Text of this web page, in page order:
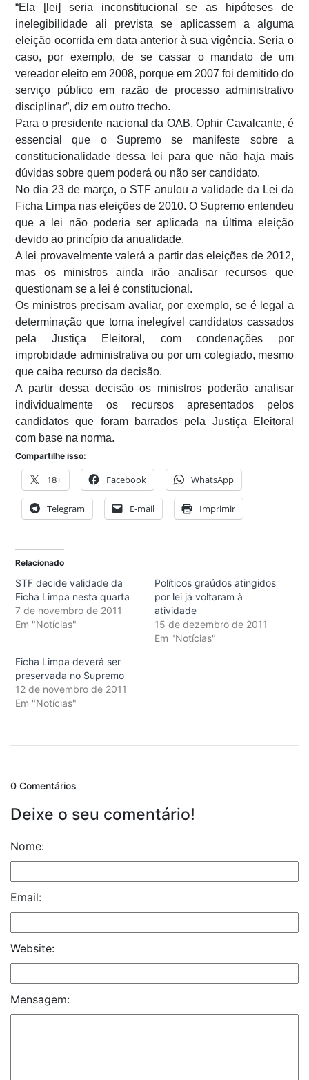
“Ela [lei] seria inconstitucional se as hipóteses de
inelegibilidade ali prevista se aplicassem a alguma
eleição ocorrida em data anterior à sua vigência. Seria o
caso, por exemplo, de se cassar o mandato de um
vereador eleito em 2008, porque em 2007 foi demitido do
serviço público em razão de processo administrativo
disciplinar”, diz em outro trecho.
Para o presidente nacional da OAB, Ophir Cavalcante, é
essencial que o Supremo se manifeste sobre a
constitucionalidade dessa lei para que não haja mais
dúvidas sobre quem poderá ou não ser candidato.
No dia 23 de março, o STF anulou a validade da Lei da
Ficha Limpa nas eleições de 2010. O Supremo entendeu
que a lei não poderia ser aplicada na última eleição
devido ao princípio da anualidade.
A lei provavelmente valerá a partir das eleições de 2012,
mas os ministros ainda irão analisar recursos que
questionam se a lei é constitucional.
Os ministros precisam avaliar, por exemplo, se é legal a
determinação que torna inelegível candidatos cassados
pela Justiça Eleitoral, com condenações por
improbidade administrativa ou por um colegiado, mesmo
que caiba recurso da decisão.
A partir dessa decisão os ministros poderão analisar
individualmente os recursos apresentados pelos
candidatos que foram barrados pela Justiça Eleitoral
com base na norma.
Compartilhe isso:
18+ Facebook WhatsApp
Telegram E-mail Imprimir
Relacionado
STF decide validade da
Ficha Limpa nesta quarta
7 de novembro de 2011
Em "Notícias"
Políticos graúdos atingidos
por lei já voltaram à
atividade
15 de dezembro de 2011
Em "Notícias"
Ficha Limpa deverá ser
preservada no Supremo
12 de novembro de 2011
Em "Notícias"
0 Comentários
Deixe o seu comentário!
Nome:
Email:
Website:
Mensagem: